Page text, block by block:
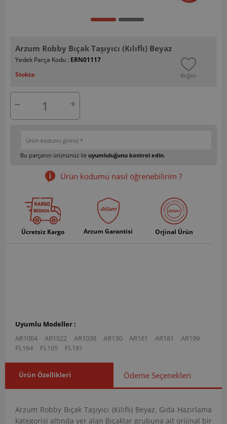
Arzum Robby Bıçak Taşıyıcı (Kılıflı) Beyaz
Yedek Parça Kodu : ERN01117
Stokta
Beğen
Bu parçanın ürününüz ile uyumluluğunu kontrol edin.
Ürün kodumu nasıl öğrenebilirim ?
Ücretsiz Kargo Arzum Garantisi Orjinal Ürün
Uyumlu Modeller :
AR1004
AR1022 AR1038 AR130 AR161 AR181
AR199
FL164
FL165 FL181
Ürün Özellikleri Ödeme Seçenekleri
Arzum Robby Bıçak Taşıyıcı (Kılıflı) Beyaz, Gıda Hazırlama
kategorisi altında yer alan Bıçaklar grubuna ait orijinal bir